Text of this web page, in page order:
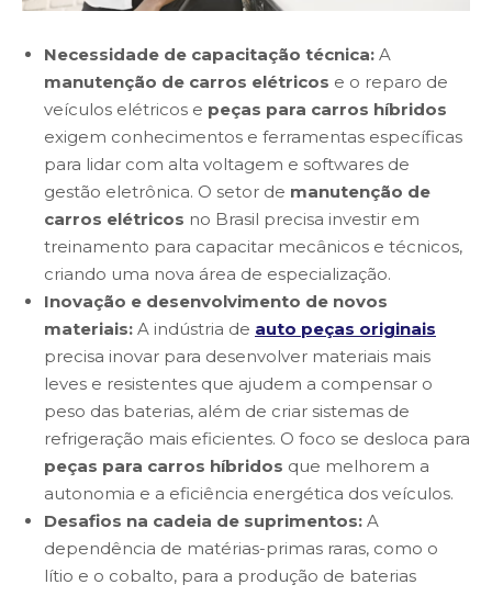
Necessidade de capacitação técnica: A
manutenção de carros elétricos e o reparo de
veículos elétricos e peças para carros híbridos
exigem conhecimentos e ferramentas específicas
para lidar com alta voltagem e softwares de
gestão eletrônica. O setor de manutenção de
carros elétricos no Brasil precisa investir em
treinamento para capacitar mecânicos e técnicos,
criando uma nova área de especialização.
Inovação e desenvolvimento de novos
materiais: A indústria de auto peças originais
precisa inovar para desenvolver materiais mais
leves e resistentes que ajudem a compensar o
peso das baterias, além de criar sistemas de
refrigeração mais eficientes. O foco se desloca para
peças para carros híbridos que melhorem a
autonomia e a eficiência energética dos veículos.
Desafios na cadeia de suprimentos: A
dependência de matérias-primas raras, como o
lítio e o cobalto, para a produção de baterias